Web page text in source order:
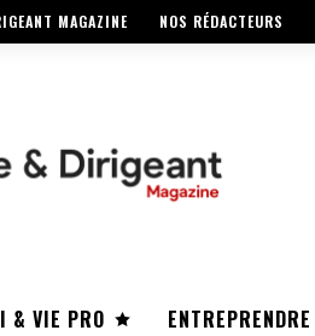
MAGAZINE NOS RÉDACTEURS
& VIE PRO ENTREPRENDRE